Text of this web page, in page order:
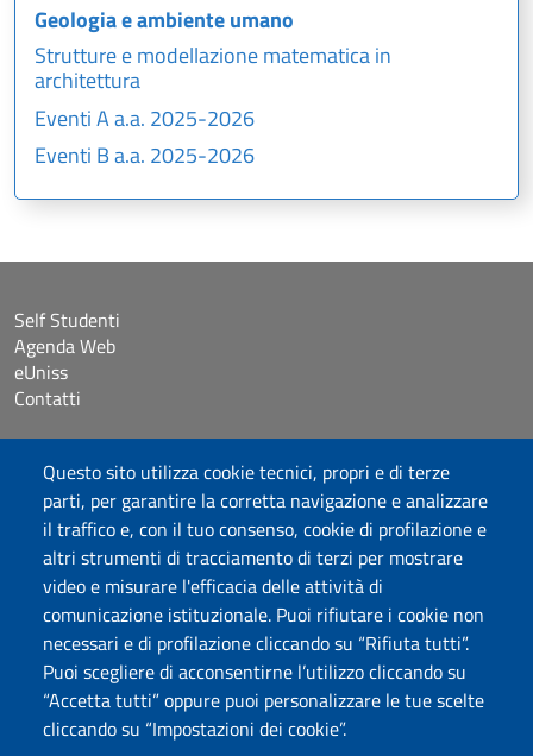
Questo sito utilizza cookie tecnici, propri e di terze
parti, per garantire la corretta navigazione e analizzare
il traffico e, con il tuo consenso, cookie di profilazione e
altri strumenti di tracciamento di terzi per mostrare
video e misurare l'efficacia delle attività di
comunicazione istituzionale. Puoi rifiutare i cookie non
necessari e di profilazione cliccando su “Rifiuta tutti”.
Puoi scegliere di acconsentirne l’utilizzo cliccando su
“Accetta tutti” oppure puoi personalizzare le tue scelte
cliccando su “Impostazioni dei cookie”.
Geologia e ambiente umano
Strutture e modellazione matematica in
architettura
Eventi A a.a. 2025-2026
Eventi B a.a. 2025-2026
DADU – Dipartimento di Architettura, Design e Urbanistica
Università degli Studi di Sassari
Self Studenti
Agenda Web
eUniss
Contatti
Accessibilità
Dichiarazione di accessibilità
Cookie settings
Mappa del sito
Protocollo
Seguici su